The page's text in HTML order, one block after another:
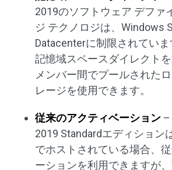
2019のソフトウェア デファ
ジ テクノロジは、Windows
Datacenterに制限されていま
記憶域スペースダイレクト
メンバー間でプールされた
レージを使用できます。
従来のアクティベーション –
2019 Standardエディション
でホストされている場合、
ーションを利用できますが